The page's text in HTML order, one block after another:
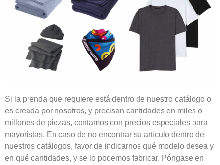
Si la prenda que requiere está dentro de nuestro catálogo o
es creada por nosotros, y precisan cantidades en miles o
millones de piezas, contamos con precios especiales para
mayoristas. En caso de no encontrar su artículo dentro de
nuestros catálogos, favor de indicarnos qué modelo desea y
en qué cantidades, y se lo podemos fabricar. Póngase en